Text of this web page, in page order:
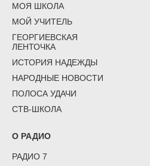
МОЯ ШКОЛА
МОЙ УЧИТЕЛЬ
ГЕОРГИЕВСКАЯ
ЛЕНТОЧКА
ИСТОРИЯ НАДЕЖДЫ
НАРОДНЫЕ НОВОСТИ
ПОЛОСА УДАЧИ
СТВ-ШКОЛА
О РАДИО
РАДИО 7